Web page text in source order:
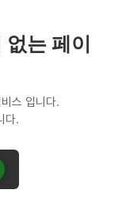
는 페이
스 입니다.
다.